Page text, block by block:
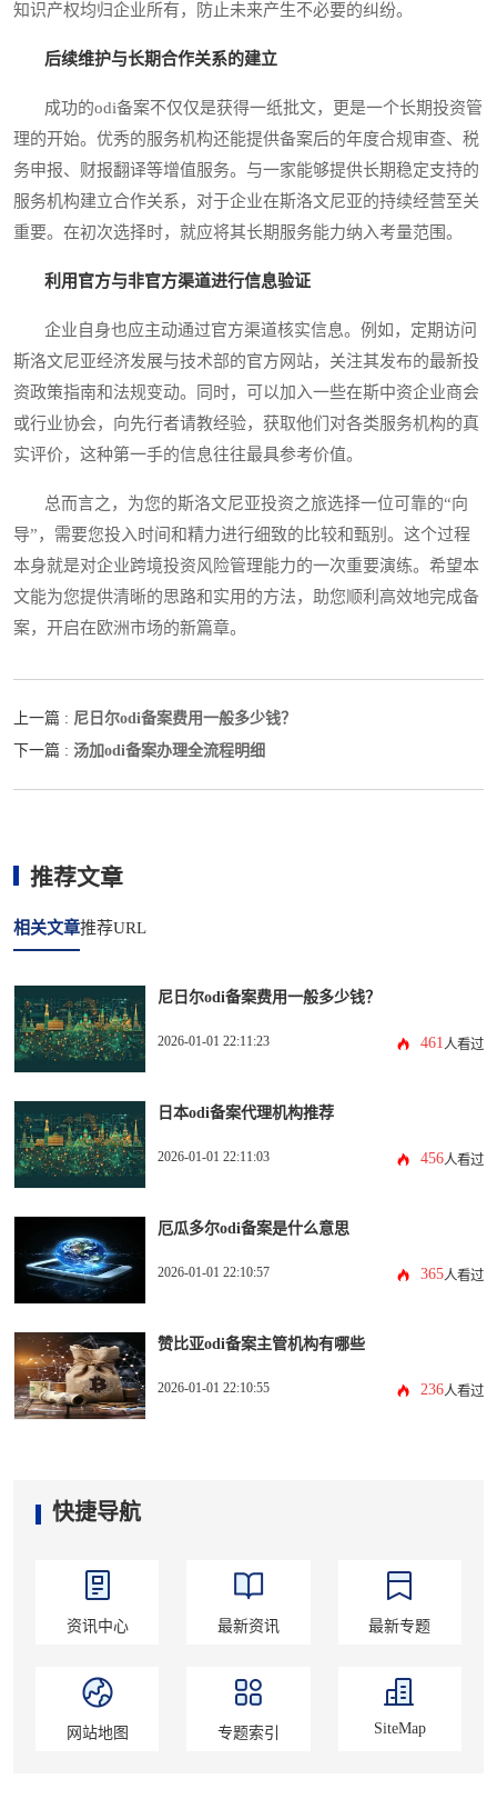
知识产权均归企业所有，防止未来产生不必要的纠纷。
后续维护与长期合作关系的建立
成功的odi备案不仅仅是获得一纸批文，更是一个长期投资管
理的开始。优秀的服务机构还能提供备案后的年度合规审查、税
务申报、财报翻译等增值服务。与一家能够提供长期稳定支持的
服务机构建立合作关系，对于企业在斯洛文尼亚的持续经营至关
重要。在初次选择时，就应将其长期服务能力纳入考量范围。
利用官方与非官方渠道进行信息验证
企业自身也应主动通过官方渠道核实信息。例如，定期访问
斯洛文尼亚经济发展与技术部的官方网站，关注其发布的最新投
资政策指南和法规变动。同时，可以加入一些在斯中资企业商会
或行业协会，向先行者请教经验，获取他们对各类服务机构的真
实评价，这种第一手的信息往往最具参考价值。
总而言之，为您的斯洛文尼亚投资之旅选择一位可靠的“向
导”，需要您投入时间和精力进行细致的比较和甄别。这个过程
本身就是对企业跨境投资风险管理能力的一次重要演练。希望本
文能为您提供清晰的思路和实用的方法，助您顺利高效地完成备
案，开启在欧洲市场的新篇章。
上一篇 : 尼日尔odi备案费用一般多少钱？
下一篇 : 汤加odi备案办理全流程明细
推荐文章
相关文章推荐URL
尼日尔odi备案费用一般多少钱？
2026-01-01 22:11:23 461人看过
日本odi备案代理机构推荐
2026-01-01 22:11:03 456人看过
厄瓜多尔odi备案是什么意思
2026-01-01 22:10:57 365人看过
赞比亚odi备案主管机构有哪些
2026-01-01 22:10:55 236人看过
快捷导航
资讯中心 最新资讯 最新专题
网站地图 专题索引 SiteMap